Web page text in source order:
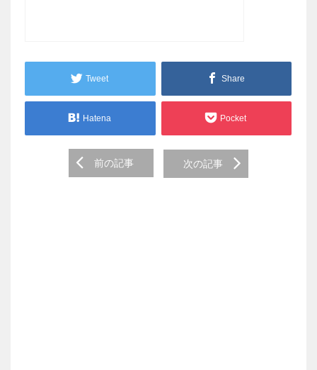
Tweet Share
Hatena Pocket
navigation
前の記事 次の記事